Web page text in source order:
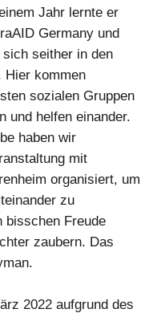
Jahr lernte er
Germany und
seither in den
Hier kommen
sozialen Gruppen
und helfen einander.
haben wir
mit
organisiert, um
zu
bisschen Freude
zaubern. Das
2022 aufgrund des